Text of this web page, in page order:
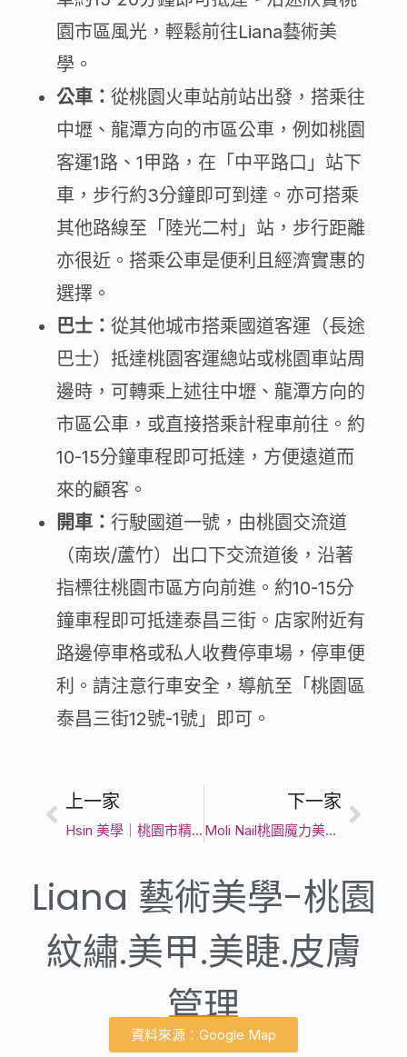
園市區風光，輕鬆前往Liana藝術美
學。
公車：從桃園火車站前站出發，搭乘往
中壢、龍潭方向的市區公車，例如桃園
客運1路、1甲路，在「中平路口」站下
車，步行約3分鐘即可到達。亦可搭乘
其他路線至「陸光二村」站，步行距離
亦很近。搭乘公車是便利且經濟實惠的
選擇。
巴士：從其他城市搭乘國道客運（長途
巴士）抵達桃園客運總站或桃園車站周
邊時，可轉乘上述往中壢、龍潭方向的
市區公車，或直接搭乘計程車前往。約
10-15分鐘車程即可抵達，方便遠道而
來的顧客。
開車：行駛國道一號，由桃園交流道
（南崁/蘆竹）出口下交流道後，沿著
指標往桃園市區方向前進。約10-15分
鐘車程即可抵達泰昌三街。店家附近有
路邊停車格或私人收費停車場，停車便
利。請注意行車安全，導航至「桃園區
泰昌三街12號-1號」即可。
上一家
Hsin 美學｜桃園市精緻做指甲首選｜客製化美甲款式與頂級光療指甲服務
下一家
Moli Nail桃園魔力美甲（QQ）復興店｜桃園市精緻做指甲首選｜客製化美甲款式與頂級光療指甲服務
Liana 藝術美學-桃園
紋繡.美甲.美睫.皮膚
管理
資料來源：Google Map